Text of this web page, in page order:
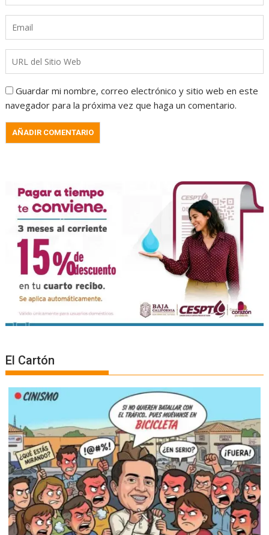
Guardar mi nombre, correo electrónico y sitio web en este
navegador para la próxima vez que haga un comentario.
El Cartón